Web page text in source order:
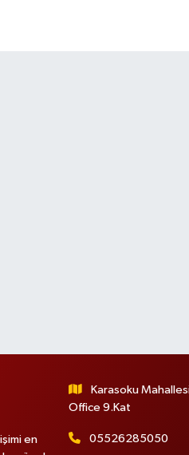
en
Karasoku
Office 9.Kat
05526285050